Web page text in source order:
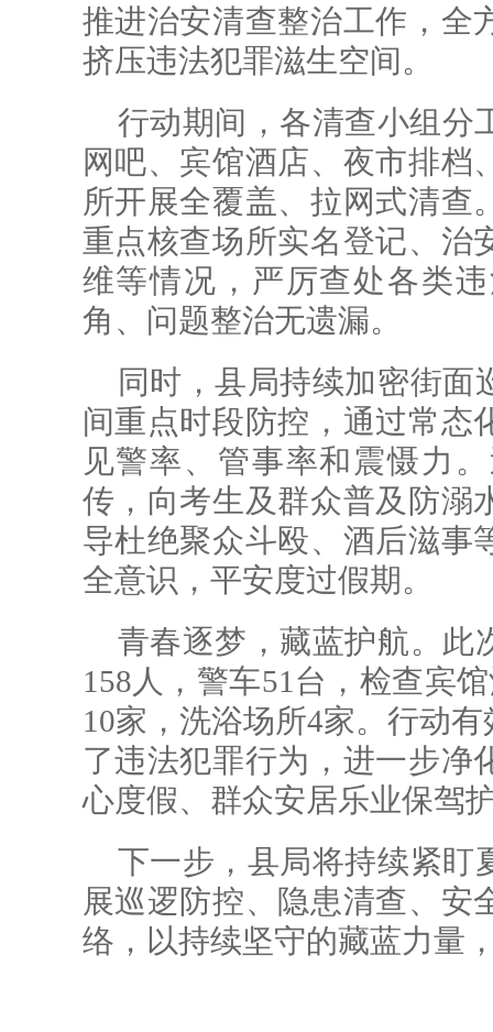
推进治安清查整治工作，全
挤压违法犯罪滋生空间。
行动期间，各清查小组分
网吧、宾馆酒店、夜市排档
所开展全覆盖、拉网式清查
重点核查场所实名登记、治
维等情况，严厉查处各类
角、问题整治无遗漏。
同时，县局持续加密街面
间重点时段防控，通过常态
见警率、管事率和震慑力
传，向考生及群众普及防溺
导杜绝聚众斗殴、酒后滋事
全意识，平安度过假期。
青春逐梦，藏蓝护航。此
158人，警车51台，检查宾
10家，洗浴场所4家。行动
了违法犯罪行为，进一步净
心度假、群众安居乐业保驾
下一步，县局将持续紧盯
展巡逻防控、隐患清查、安
络，以持续坚守的藏蓝力量